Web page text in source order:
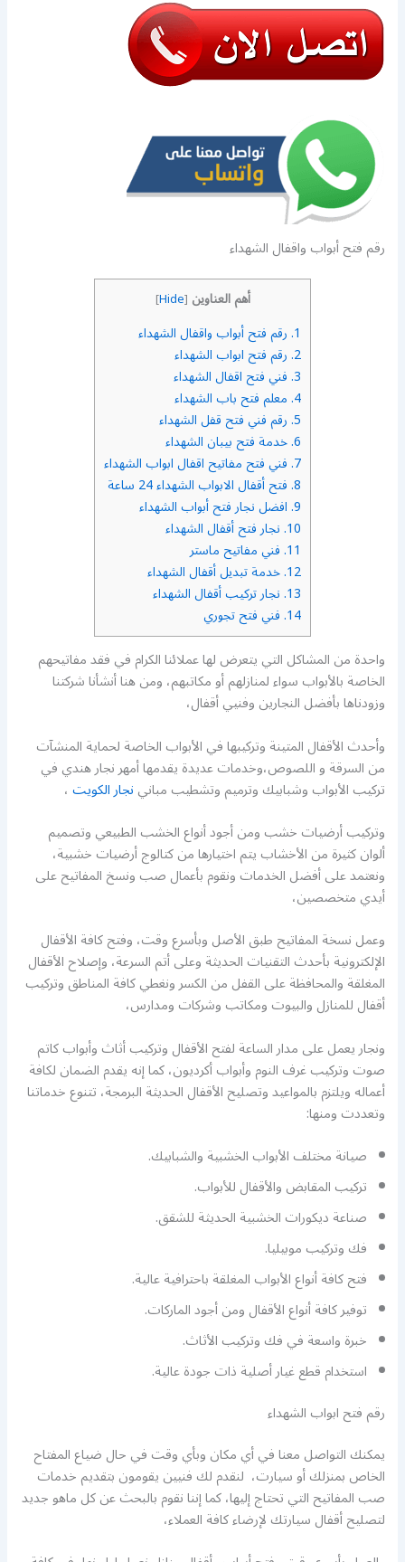
رقم فتح أبواب واقفال الشهداء
أهم العناوين [
Hide
]
1. رقم فتح أبواب واقفال الشهداء
2. رقم فتح ابواب الشهداء
3. فني فتح اقفال الشهداء
4. معلم فتح باب الشهداء
5. رقم فني فتح قفل الشهداء
6. خدمة فتح بيبان الشهداء
7. فني فتح مفاتيح اقفال ابواب الشهداء
8. فتح أقفال الابواب الشهداء 24 ساعة
9. افضل نجار فتح أبواب الشهداء
10. نجار فتح أقفال الشهداء
11. فني مفاتيح ماستر
12. خدمة تبديل أقفال الشهداء
13. نجار تركيب أقفال الشهداء
14. فني فتح تجوري
واحدة من المشاكل التي يتعرض لها عملائنا الكرام في فقد مفاتيحهم
الخاصة بالأبواب سواء لمنازلهم أو مكاتبهم، ومن هنا أنشأنا شركتنا
وزودناها بأفضل النجارين وفنيي أقفال،
وأحدث الأقفال المتينة وتركيبها في الأبواب الخاصة لحماية المنشآت
من السرقة و اللصوص،وخدمات عديدة يقدمها أمهر نجار هندي في
تركيب الأبواب وشبابيك وترميم وتشطيب مبانينجار الكويت،
وتركيب أرضيات خشب ومن أجود أنواع الخشب الطبيعي وتصميم
ألوان كثيرة من الأخشاب يتم اختيارها من كتالوج أرضيات خشبية،
ونعتمد على أفضل الخدمات ونقوم بأعمال صب ونسخ المفاتيح على
أيدي متخصصين،
وعمل نسخة المفاتيح طبق الأصل وبأسرع وقت، وفتح كافة الأقفال
الإلكترونية بأحدث التقنيات الحديثة وعلى أتم السرعة، وإصلاح الأقفال
المغلقة والمحافظة على القفل من الكسر ونغطي كافة المناطق وتركيب
أقفال للمنازل والبيوت ومكاتب وشركات ومدارس،
ونجار يعمل على مدار الساعة لفتح الأقفال وتركيب أثاث وأبواب كاتم
صوت وتركيب غرف النوم وأبواب أكرديون، كما إنه يقدم الضمان لكافة
أعماله ويلتزم بالمواعيد وتصليح الأقفال الحديثة البرمجة، تتنوع خدماتنا
وتعددت ومنها:
صيانة مختلف الأبواب الخشبية والشبابيك.
تركيب المقابض والأقفال للأبواب.
صناعة ديكورات الخشبية الحديثة للشقق.
فك وتركيب موبيليا.
فتح كافة أنواع الأبواب المغلقة باحترافية عالية.
توفير كافة أنواع الأقفال ومن أجود الماركات.
خبرة واسعة في فك وتركيب الأثاث.
استخدام قطع غيار أصلية ذات جودة عالية.
رقم فتح ابواب الشهداء
يمكنك التواصل معنا في أي مكان وبأي وقت في حال ضياع المفتاح
الخاص بمنزلك أو سيارت، لنقدم لك فنيين يقومون بتقديم خدمات
صب المفاتيح التي تحتاج إليها، كما إننا نقوم بالبحث عن كل ماهو جديد
لتصليح أقفال سيارتك لإرضاء كافة العملاء،